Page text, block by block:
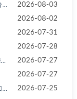
特朗普：美国正在帮助日本提振日元！国际油价跳水，黄金白银上涨 2026-08-03
2026-08-02
2026-07-31
2026-07-28
“为了英国的利益，我会和特朗普硬钢！”伯纳姆放狠话：国家领导人就得这么做 2026-07-27
2026-07-27
白酒出海半年报，出口额涨30%，但90%的出口酒根本没出国
2026-07-25